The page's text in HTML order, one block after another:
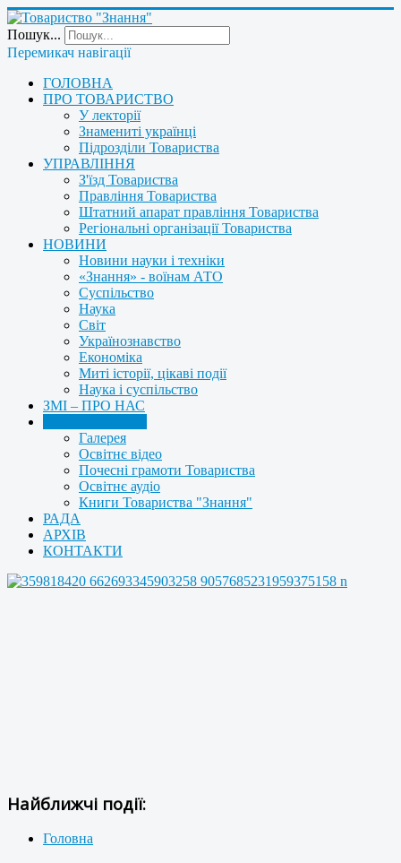
Пошук...
Перемикач навігації
ГОЛОВНА
ПРО ТОВАРИСТВО
У лекторії
Знамениті українці
Підрозділи Товариства
УПРАВЛІННЯ
З'їзд Товариства
Правління Товариства
Штатний апарат правління Товариства
Регіональні організації Товариства
НОВИНИ
Новини науки і техніки
«Знання» - воїнам АТО
Суспільство
Наука
Світ
Українознавство
Економіка
Миті історії, цікаві події
Наука і суспільство
ЗМІ – ПРО НАС
Галерея
Освітнє відео
Почесні грамоти Товариства
Освітнє аудіо
Книги Товариства "Знання"
РАДА
АРХІВ
КОНТАКТИ
Найближчі події:
Головна